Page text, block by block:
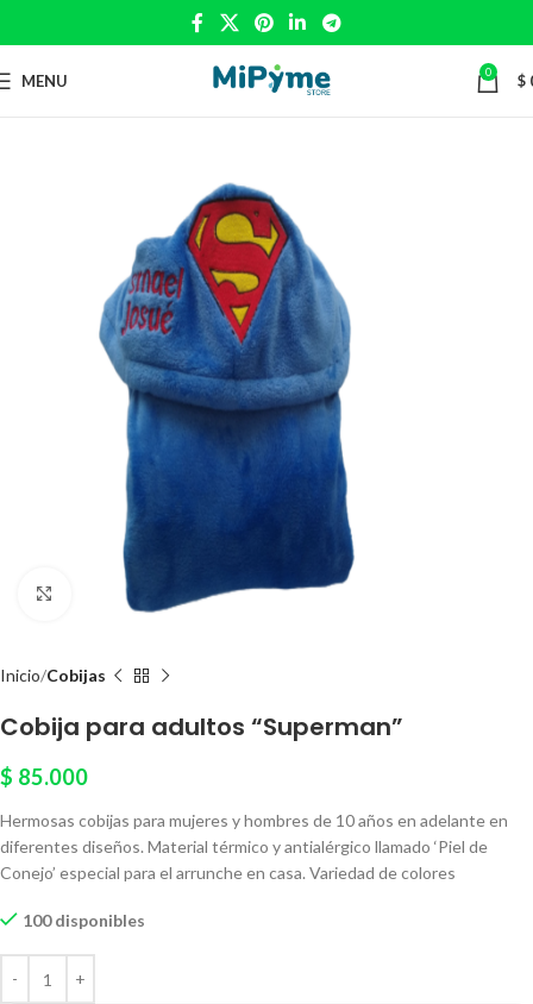
MENU 0 $
Click to enlarge
Inicio Cobijas
Cobija para adultos “Superman”
$ 85.000
Hermosas cobijas para mujeres y hombres de 10 años en adelante en
diferentes diseños. Material térmico y antialérgico llamado ‘Piel de
Conejo’ especial para el arrunche en casa. Variedad de colores
100 disponibles